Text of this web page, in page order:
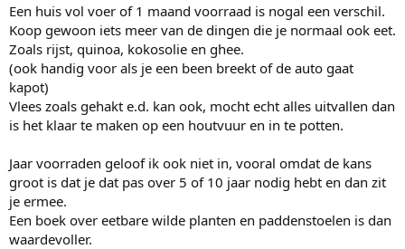
Een huis vol voer of 1 maand voorraad is nogal een verschil.
Koop gewoon iets meer van de dingen die je normaal ook eet.
Zoals rijst, quinoa, kokosolie en ghee.
(ook handig voor als je een been breekt of de auto gaat
kapot)
Vlees zoals gehakt e.d. kan ook, mocht echt alles uitvallen dan
is het klaar te maken op een houtvuur en in te potten.
Jaar voorraden geloof ik ook niet in, vooral omdat de kans
groot is dat je dat pas over 5 of 10 jaar nodig hebt en dan zit
je ermee.
Een boek over eetbare wilde planten en paddenstoelen is dan
waardevoller.